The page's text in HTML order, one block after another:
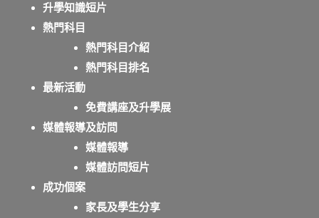
升學知識短片
熱門科目
熱門科目介紹
熱門科目排名
最新活動
免費講座及升學展
媒體報導及訪問
媒體報導
媒體訪問短片
成功個案
家長及學生分享